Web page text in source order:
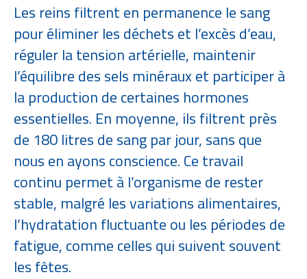
Les reins filtrent en permanence le sang
pour éliminer les déchets et l’excès d’eau,
réguler la tension artérielle, maintenir
l’équilibre des sels minéraux et participer à
la production de certaines hormones
essentielles. En moyenne, ils filtrent près
de 180 litres de sang par jour, sans que
nous en ayons conscience. Ce travail
continu permet à l’organisme de rester
stable, malgré les variations alimentaires,
l’hydratation fluctuante ou les périodes de
fatigue, comme celles qui suivent souvent
les fêtes.